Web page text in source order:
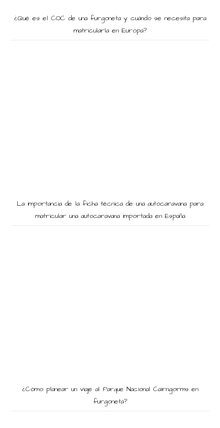
¿Qué es el COC de una furgoneta y cuándo se necesita para
matricularla en Europa?
La importancia de la ficha técnica de una autocaravana para
matricular una autocaravana importada en España
¿Cómo planear un viaje al Parque Nacional Cairngorms en
furgoneta?